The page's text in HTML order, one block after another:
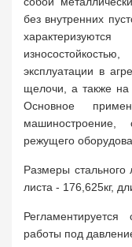
без внутренних
эксплуатации в
щелочи, а также на
Основное
машиностроение,
режущего
Размеры
листа - 176,625кг,
работы под